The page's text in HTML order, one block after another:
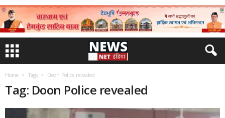
Home Tags Doon Police revealed
Tag: Doon Police revealed